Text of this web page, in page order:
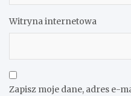
Witryna internetowa
Zapisz moje dane, adres e-